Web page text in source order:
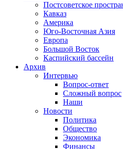
Постсоветское
Кавказ
Америка
Юго-Восточная Азия
Европа
Большой Восток
Каспийский бассейн
Архив
Интервью
Вопрос-ответ
Сложный вопрос
Наши
Новости
Политика
Общество
Экономика
Финансы